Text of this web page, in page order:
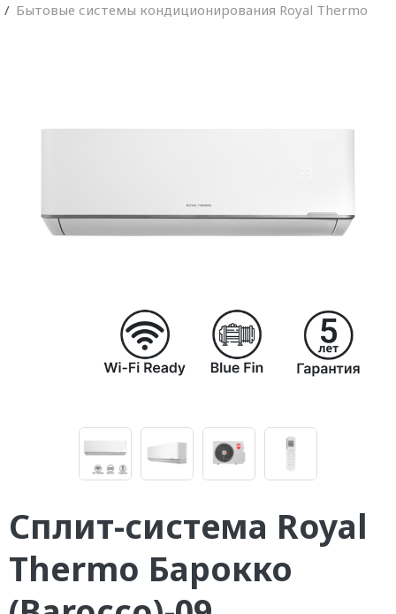
Бытовые системы кондиционирования Royal Thermo
Сплит-система Royal
Thermo Барокко